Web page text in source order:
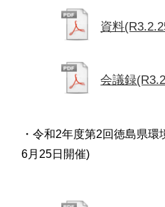
資料
会議録
・令和2年度第2回徳島県
6月25日開催)